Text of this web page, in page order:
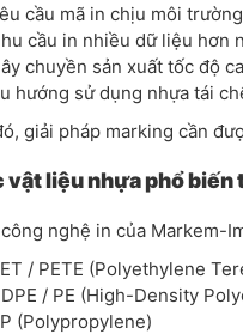
cầu mã in chịu môi
cầu in nhiều dữ liệu hơn
chuyền sản xuất tốc độ
hướng sử dụng nhựa tái
giải pháp marking cần
vật liệu nhựa phổ
nghệ in của Markem-
/ PETE (Polyethylene
/ PE (High-Density
(Polypropylene)